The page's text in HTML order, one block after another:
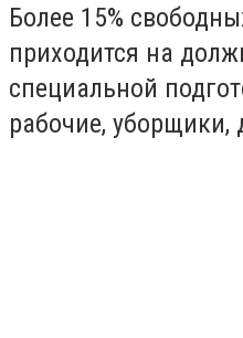
Более 15%
приходится на
специальной
рабочие, уборщики,